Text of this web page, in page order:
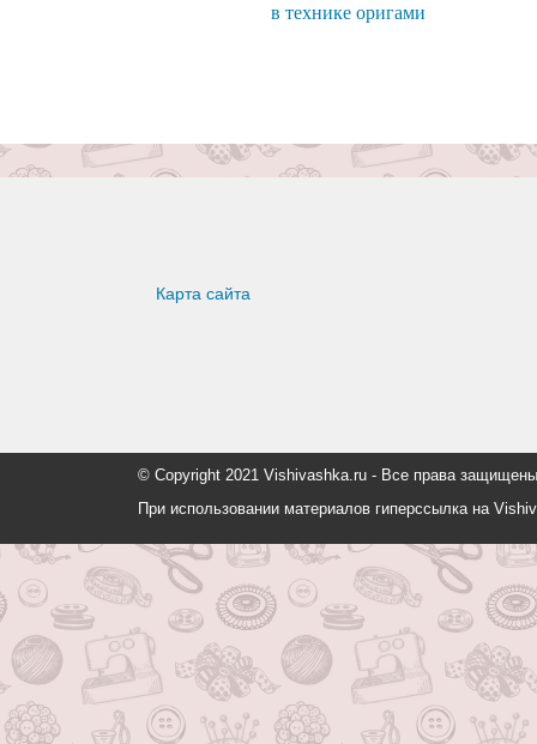
в технике оригами
Карта сайта
© Copyright 2021 Vishivashka.ru - Все права
При использовании материалов гиперссылка на